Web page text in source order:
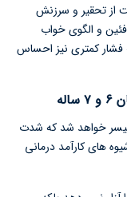
از تحقیر و سرزنش
و الگوی خواب
فشار کمتری نیز احساس
۶ و ۷ ساله، زمانی میسر خواهد شد که شدت
های کارآمد درمانی